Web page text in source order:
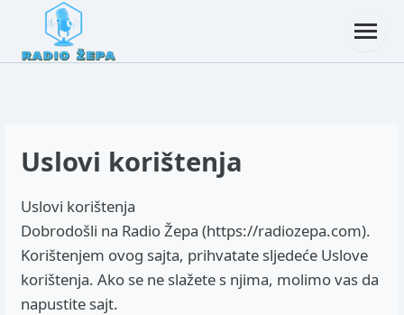
Uslovi korištenja
Uslovi korištenja
Dobrodošli na Radio Žepa (https://radiozepa.com).
Korištenjem ovog sajta, prihvatate sljedeće Uslove
korištenja. Ako se ne slažete s njima, molimo vas da
napustite sajt.